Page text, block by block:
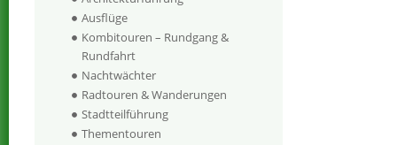
Ausflüge
Kombitouren – Rundgang &
Rundfahrt
Nachtwächter
Radtouren & Wanderungen
Stadtteilführung
Thementouren